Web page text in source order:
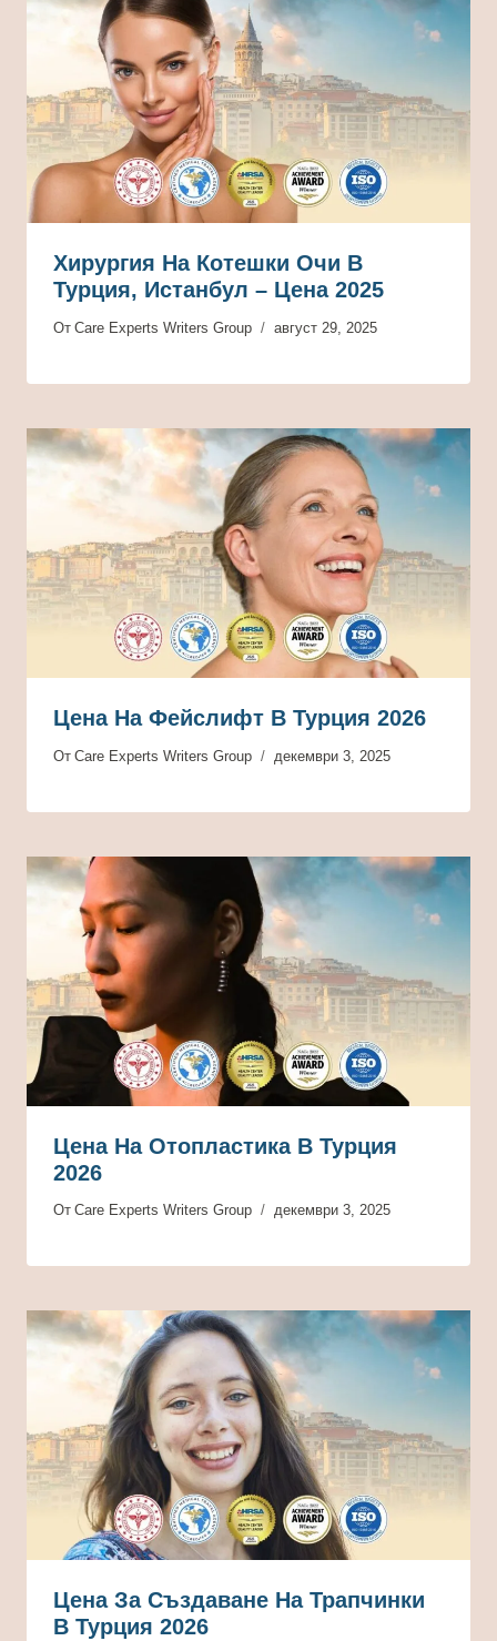
Хирургия На Котешки Очи В
Турция, Истанбул – Цена 2025
От Care Experts Writers Group август 29, 2025
Цена На Фейслифт В Турция 2026
От Care Experts Writers Group декември 3, 2025
Цена На Отопластика В Турция
2026
От Care Experts Writers Group декември 3, 2025
Цена За Създаване На Трапчинки
В Турция 2026